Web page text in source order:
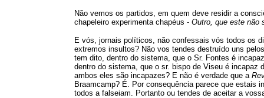
Não vemos os partidos, em quem deve residir a
chapeleiro experimenta chapéus - Outro, que este não
E vós, jornais políticos, não confessais vós todos os
extremos insultos? Não vos tendes destruído uns
tem dito, dentro do sistema, que o Sr. Fontes é
dentro do sistema, que o sr. bispo de Viseu é
ambos eles são incapazes? E não é verdade que a
Braamcamp? É. Por consequência parece que estais
todos a falseiam. Portanto ou tendes de aceitar a